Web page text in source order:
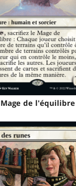
Mage de l'équilibre